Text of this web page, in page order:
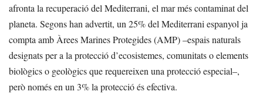
afronta la recuperació del Mediterrani, el mar més contaminat del
planeta. Segons han advertit, un 25% del Mediterrani espanyol ja
compta amb Àrees Marines Protegides (AMP) –espais naturals
designats per a la protecció d’ecosistemes, comunitats o elements
biològics o geològics que requereixen una protecció especial–,
però només en un 3% la protecció és efectiva.